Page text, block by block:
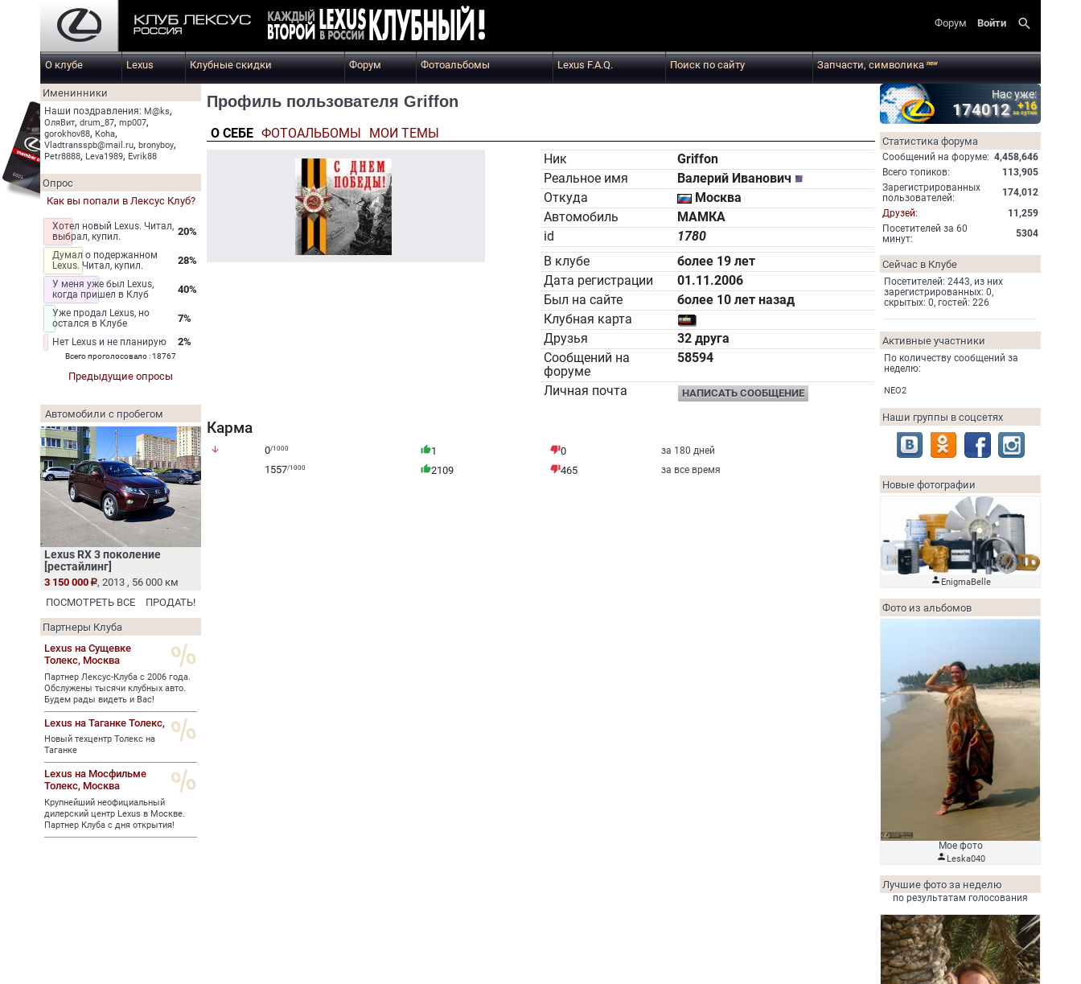
Форум Войти search
О клубе Lexus Клубные скидки Форум Фотоальбомы Lexus F.A.Q. Поиск по сайту Запчасти, символикаnew
Именинники
Наши поздравления: M@ks,
ОляВит, drum_87, mp007,
gorokhov88, Koha,
Vladtransspb@mail.ru, bronyboy,
Petr8888, Leva1989, Evrik88
Опрос
Как вы попали в Лексус Клуб?
Хотел новый Lexus. Читал,
выбрал, купил.
20%
Думал о подержанном
Lexus. Читал, купил.
28%
У меня уже был Lexus,
когда пришел в Клуб
40%
Уже продал Lexus, но
остался в Клубе
7%
Нет Lexus и не планирую 2%
Всего проголосовало : 18767
Предыдущие опросы
Автомобили с пробегом
Lexus RX 3 поколение
[рестайлинг]
3 150 000
, 2013 , 56 000 км
ПОСМОТРЕТЬ ВСЕ
ПРОДАТЬ!
Партнеры Клуба
Lexus на Сущевке
Толекс, Москва
Партнер Лексус-Клуба с 2006 года.
Обслужены тысячи клубных авто.
Будем рады видеть и Вас!
Lexus на Таганке Толекс,
Новый техцентр Толекс на
Таганке
Lexus на Мосфильме
Толекс, Москва
Крупнейший неофициальный
дилерский центр Lexus в Москве.
Партнер Клуба с дня открытия!
Профиль пользователя Griffon
О СЕБЕ ФОТОАЛЬБОМЫ
МОИ ТЕМЫ
Ник
Griffon
Реальное имя
Валерий Иванович
Откуда
Москва
Автомобиль
МАМКА
id
1780
В клубе
более 19 лет
Дата регистрации
01.11.2006
Был на сайте
более 10 лет назад
Клубная карта
Друзья
32 друга
Сообщений на
форуме
58594
Личная почта НАПИСАТЬ СООБЩЕНИЕ
Карма
arrow_downward 0/1000 thumb_up1 thumb_down0 за 180 дней
1557/1000 thumb_up2109 thumb_down465 за все время
Нас уже:
174012 +16
за сутки
Статистика форума
Cообщений на форуме: 4,458,646
Всего топиков:
113,905
Зарегистрированных
пользователей:
174,012
Друзей:
11,259
Посетителей за 60
минут:
5304
Сейчас в Клубе
Посетителей: 2443, из них
зарегистрированных: 0,
скрытых: 0, гостей: 226
Активные участники
По количеству сообщений за
неделю:
NEO2
Наши группы в соцсетях
Новые фотографии
 EnigmaBelle
Фото из альбомов
Мое фото
 Leska040
Лучшие фото за неделю
по результатам голосования